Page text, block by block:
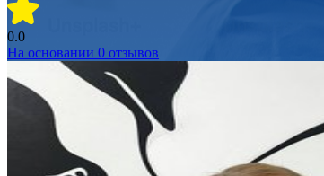
0.0
На основании 0 отзывов